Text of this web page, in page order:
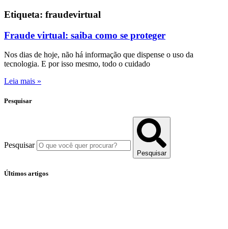
Etiqueta: fraudevirtual
Fraude virtual: saiba como se proteger
Nos dias de hoje, não há informação que dispense o uso da
tecnologia. E por isso mesmo, todo o cuidado
Leia mais »
Pesquisar
Pesquisar
Pesquisar
Últimos artigos